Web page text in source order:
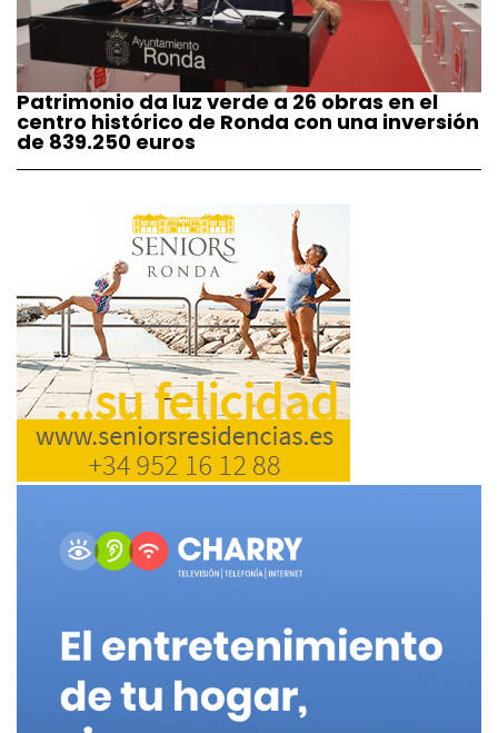
Patrimonio da luz verde a 26 obras en el
centro histórico de Ronda con una inversión
de 839.250 euros